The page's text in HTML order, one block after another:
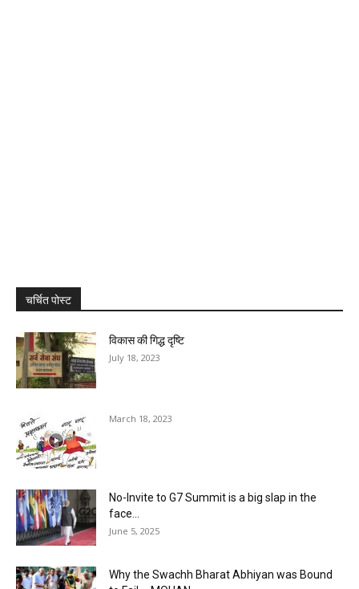
चर्चित पोस्ट
विकास की गिद्ध दृष्टि
July 18, 2023
March 18, 2023
No-Invite to G7 Summit is a big slap in the
face...
June 5, 2025
Why the Swachh Bharat Abhiyan was Bound